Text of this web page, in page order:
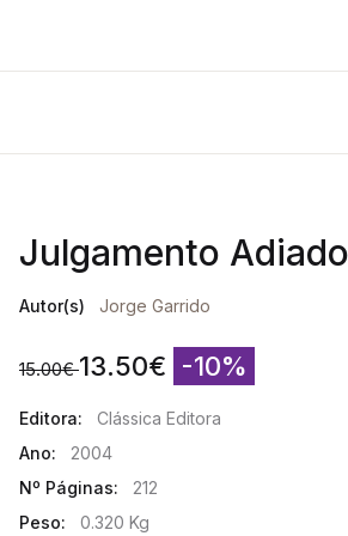
Julgamento Adiado
Autor(s) Jorge Garrido
15.00€ 13.50€ -10%
Editora:
Clássica Editora
Ano:
2004
Nº Páginas:
212
Peso:
0.320 Kg